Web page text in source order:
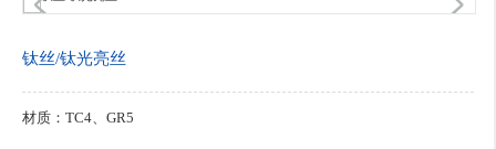
钛丝/钛光亮丝
材质：TC4、GR5